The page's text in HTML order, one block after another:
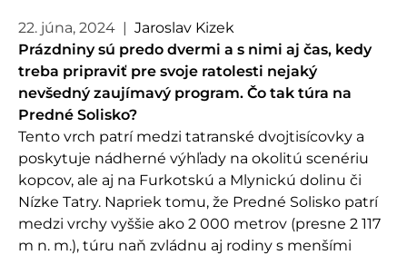
22. júna, 2024 | Jaroslav Kizek
Prázdniny sú predo dvermi a s nimi aj čas, kedy
treba pripraviť pre svoje ratolesti nejaký
nevšedný zaujímavý program. Čo tak túra na
Predné Solisko?
Tento vrch patrí medzi tatranské dvojtisícovky a
poskytuje nádherné výhľady na okolitú scenériu
kopcov, ale aj na Furkotskú a Mlynickú dolinu či
Nízke Tatry. Napriek tomu, že Predné Solisko patrí
medzi vrchy vyššie ako 2 000 metrov (presne 2 117
m n. m.), túru naň zvládnu aj rodiny s menšími